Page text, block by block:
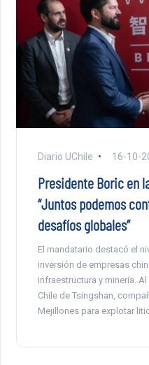
Diario UChile 16-10-
Presidente Boric en
“Juntos podemos
desafíos globales”
El mandatario destacó el
inversión de empresas
infraestructura y minería.
Chile de Tsingshan,
Mejillones para explotar